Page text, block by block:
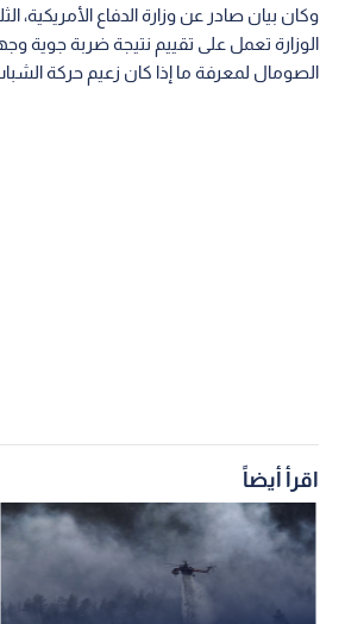
وكان بيان صادر عن وزارة الدفاع الأمريكية،
الوزارة تعمل على تقييم نتيجة ضربة جوية
الصومال لمعرفة ما إذا كان زعيم حركة
اقرأ أيضاً